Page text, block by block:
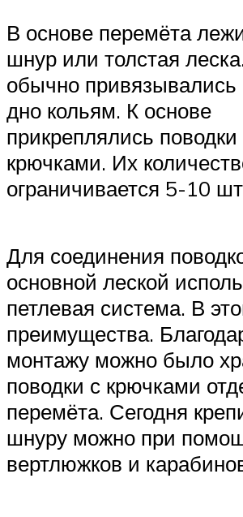
В основе перемёта
шнур или толстая
обычно
дно кольям. К основе
прикреплялись поводки
крючками. Их
ограничивается 5-10
Для соединения
основной леской
петлевая система. В
преимущества.
монтажу можно было
поводки с крючками
перемёта. Сегодня
шнуру можно при
вертлюжков и